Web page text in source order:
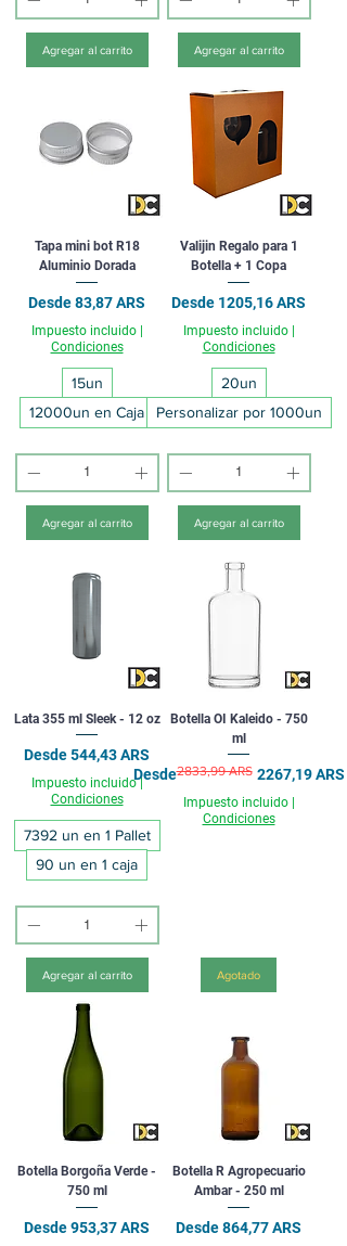
Agregar al carrito Agregar al carrito
Tapa mini bot R18
Aluminio Dorada
Desde83,87 ARS
Precio de oferta
Impuesto incluido|
Condiciones
15un
12000un en Caja
Agregar al carrito
Valijin Regalo para 1
Botella + 1 Copa
Desde 1205,16 ARS
Precio de oferta
Impuesto incluido|
Condiciones
20un
Personalizar por 1000un
Agregar al carrito
Lata 355 ml Sleek - 12 oz
Desde544,43 ARS
Precio de oferta
Impuesto incluido|
Condiciones
7392 un en 1 Pallet
90 un en 1 caja
Agregar al carrito
Botella OI Kaleido - 750
ml
Desde
Precio2833,99 ARS 2267,19 ARS
Precio de oferta
Impuesto incluido|
Condiciones
Agotado
Botella Borgoña Verde -
750 ml
Desde953,37 ARS
Precio de oferta
Botella R Agropecuario
Ambar - 250 ml
Desde864,77 ARS
Precio de oferta